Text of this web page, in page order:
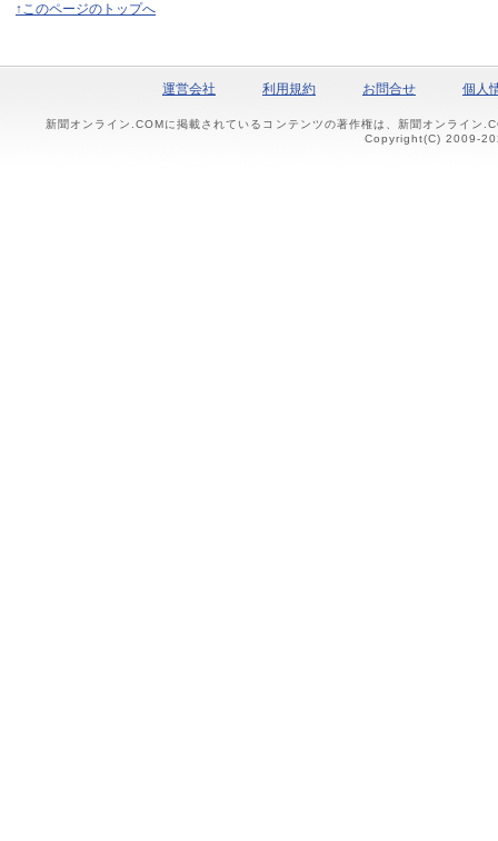
↑このページのトップへ
運営会社 利用規約 お問合せ 個人
新聞オンライン.COMに掲載されているコンテンツの著作権は、新聞オンライン
Copyright(C) 2009-